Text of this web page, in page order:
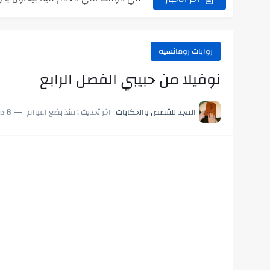
روايات رومانسيه
نوفيلا من حبيبي الفصل الرابع
المجد للقصص والحكايات اخر تحديث :منذ بضع اعوام 8 دقائق للقراءة